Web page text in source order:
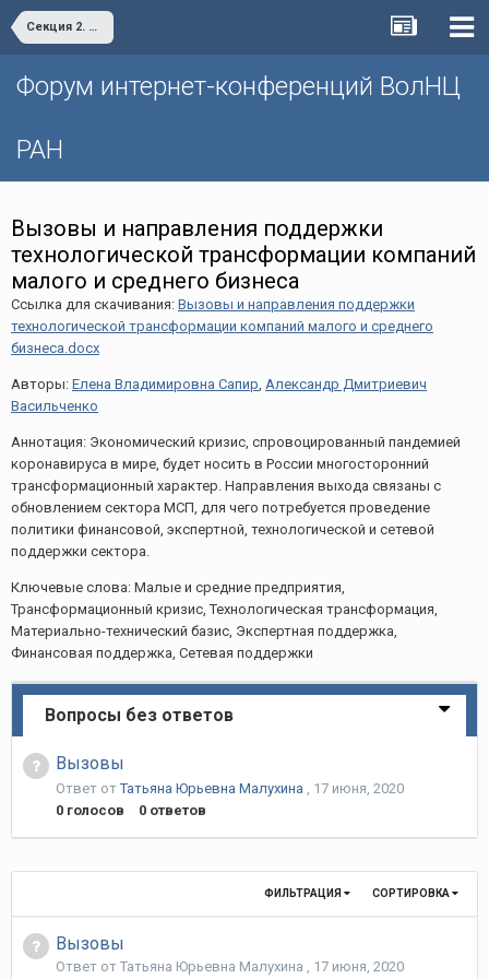
Секция 2. Проблемы организации инновационной деятельности и технологического предпринимательства в реальном секторе экономики
Форум интернет-конференций ВолНЦ
РАН
Вызовы и направления поддержки
технологической трансформации компаний
малого и среднего бизнеса
Ссылка для скачивания: Вызовы и направления поддержки
технологической трансформации компаний малого и среднего
бизнеса.docx
Авторы: Елена Владимировна Сапир, Александр Дмитриевич
Васильченко
Аннотация: Экономический кризис, спровоцированный пандемией
коронавируса в мире, будет носить в России многосторонний
трансформационный характер. Направления выхода связаны с
обновлением сектора МСП, для чего потребуется проведение
политики финансовой, экспертной, технологической и сетевой
поддержки сектора.
Ключевые слова: Малые и средние предприятия,
Трансформационный кризис, Технологическая трансформация,
Материально-технический базис, Экспертная поддержка,
Финансовая поддержка, Сетевая поддержки
Вопросы без ответов
Вызовы
Ответ отТатьяна Юрьевна Малухина , 17 июня, 2020
0 голосов 0 ответов
СОРТИРОВКА
ФИЛЬТРАЦИЯ
Вызовы
Ответ от Татьяна Юрьевна Малухина
17 июня, 2020